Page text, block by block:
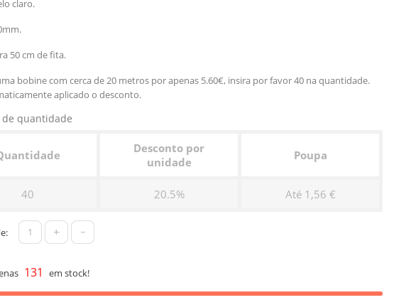
claro.
50 cm de fita.
bobine com cerca de 20 metros por apenas 5.60€, insira por favor 40 na quantidade.
aplicado o desconto.
de quantidade
Desconto por
unidade
Poupa
40 20.5% Até 1,56 €
+ -
131 em stock!